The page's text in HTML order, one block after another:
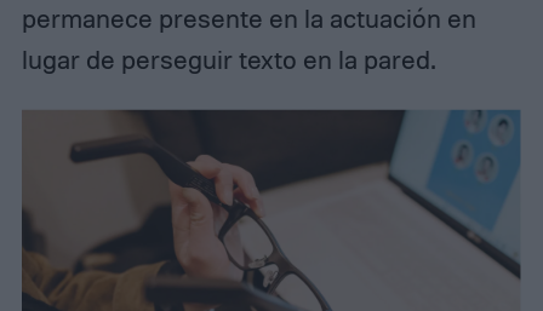
permanece presente en la actuación en
lugar de perseguir texto en la pared.